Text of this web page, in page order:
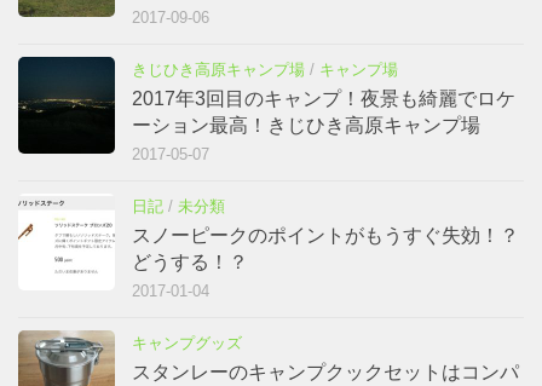
2017-09-06
きじひき高原キャンプ場 / キャンプ場
2017年3回目のキャンプ！夜景も綺麗でロケ
ーション最高！きじひき高原キャンプ場
2017-05-07
日記 / 未分類
スノーピークのポイントがもうすぐ失効！？
どうする！？
2017-01-04
キャンプグッズ
スタンレーのキャンプクックセットはコンパ